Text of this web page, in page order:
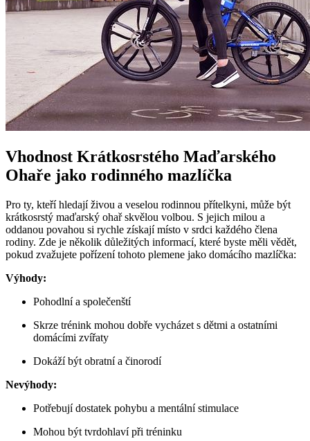
Vhodnost Krátkosrstého Maďarského
Ohaře jako rodinného mazlíčka
Pro ty, kteří hledají živou a veselou rodinnou přítelkyni, může být
krátkosrstý maďarský ohař skvělou volbou. S jejich milou a
oddanou povahou si rychle získají místo v srdci každého člena
rodiny. Zde je několik důležitých informací, které byste měli vědět,
pokud zvažujete pořízení tohoto plemene jako domácího mazlíčka:
Výhody:
Pohodlní a společenští
Skrze trénink mohou dobře vycházet s dětmi a ostatními
domácími zvířaty
Dokáží být obratní a činorodí
Nevýhody:
Potřebují dostatek pohybu a mentální stimulace
Mohou být tvrdohlaví při tréninku